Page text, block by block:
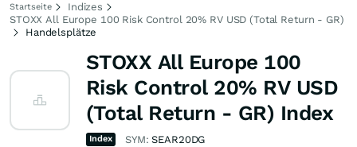
Startseite
Indizes
STOXX All Europe 100 Risk Control 20% RV USD (Total Return - GR)
Handelsplätze
STOXX All Europe 100
Risk Control 20% RV USD
(Total Return - GR) Index
Index SYM:SEAR20DG